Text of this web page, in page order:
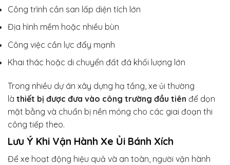
Công trình cần san lấp diện tích lớn
Địa hình mềm hoặc nhiều bùn
Công việc cần lực đẩy mạnh
Khai thác hoặc di chuyển đất đá khối lượng lớn
Trong nhiều dự án xây dựng hạ tầng, xe ủi thường
là thiết bị được đưa vào công trường đầu tiên để dọn
mặt bằng và chuẩn bị nền móng cho các giai đoạn thi
công tiếp theo.
Lưu Ý Khi Vận Hành Xe Ủi Bánh Xích
Để xe hoạt động hiệu quả và an toàn, người vận hành